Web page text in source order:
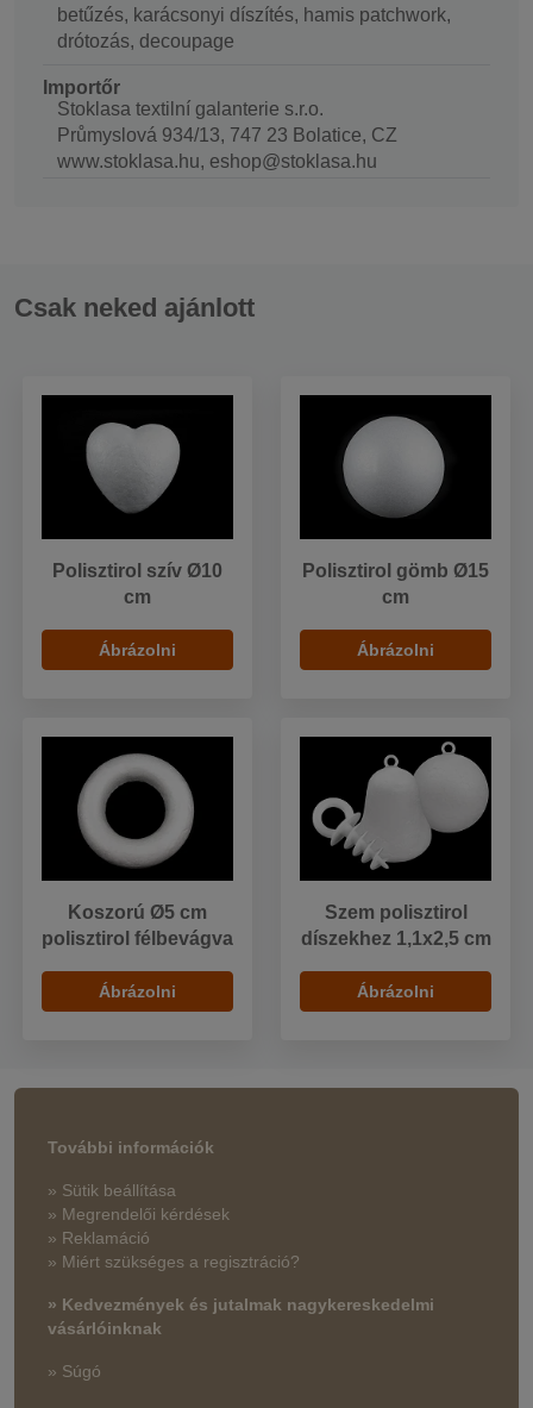
betűzés, karácsonyi díszítés, hamis patchwork,
drótozás, decoupage
Importőr
Stoklasa textilní galanterie s.r.o.
Průmyslová 934/13, 747 23 Bolatice, CZ
www.stoklasa.hu, eshop@stoklasa.hu
Csak neked ajánlott
Polisztirol szív Ø10
cm
Ábrázolni
Polisztirol gömb Ø15
cm
Ábrázolni
Koszorú Ø5 cm
polisztirol félbevágva
Ábrázolni
Szem polisztirol
díszekhez 1,1x2,5 cm
Ábrázolni
További információk
» Sütik beállítása
» Megrendelői kérdések
» Reklamáció
» Miért szükséges a regisztráció?
» Kedvezmények és jutalmak nagykereskedelmi
vásárlóinknak
» Súgó